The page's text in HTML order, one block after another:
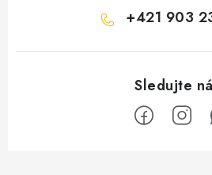
+421 903